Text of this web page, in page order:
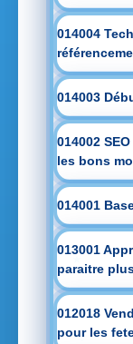
014004
014003
014002
les bons
014001
013001
paraitre
012018
pour les